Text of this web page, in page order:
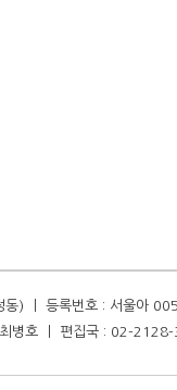
동) ㅣ 등록번호 : 서울아
최병호 ㅣ 편집국 : 02-